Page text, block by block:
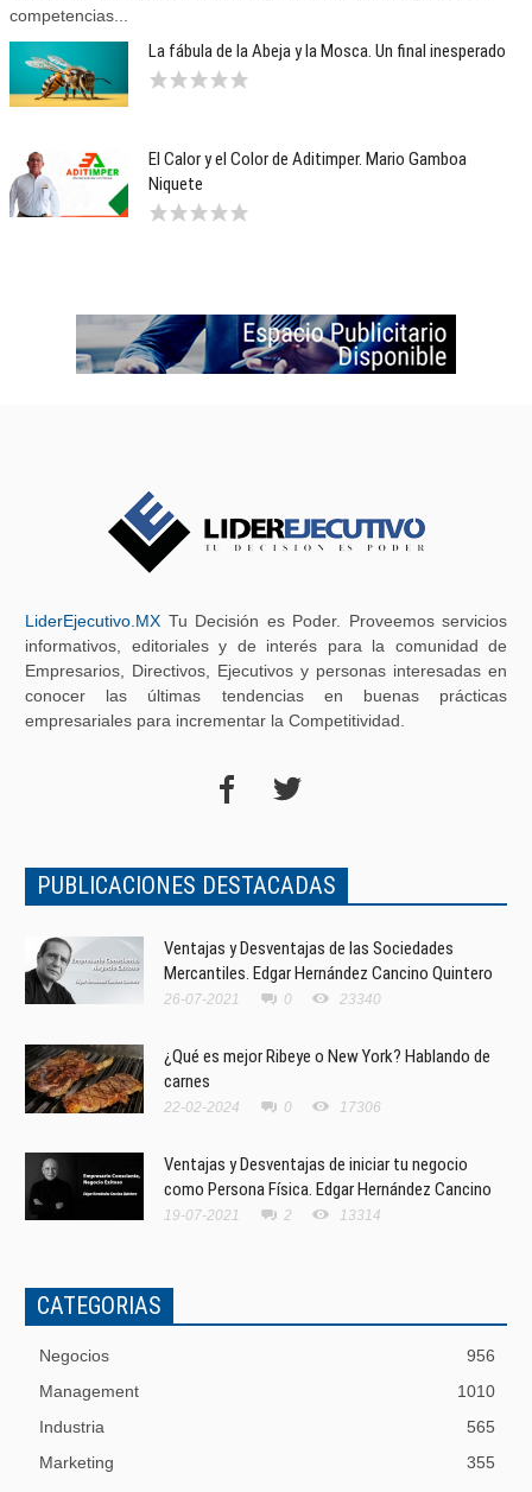
competencias...
La fábula de la Abeja y la Mosca. Un final inesperado
El Calor y el Color de Aditimper. Mario Gamboa
Niquete
LiderEjecutivo.MX Tu Decisión es Poder. Proveemos servicios
informativos, editoriales y de interés para la comunidad de
Empresarios, Directivos, Ejecutivos y personas interesadas en
conocer las últimas tendencias en buenas prácticas
empresariales para incrementar la Competitividad.
PUBLICACIONES DESTACADAS
Ventajas y Desventajas de las Sociedades
Mercantiles. Edgar Hernández Cancino Quintero
26-07-2021 0 23340
¿Qué es mejor Ribeye o New York? Hablando de
carnes
22-02-2024 0 17306
Ventajas y Desventajas de iniciar tu negocio
como Persona Física. Edgar Hernández Cancino
19-07-2021 2 13314
CATEGORIAS
Negocios
956
Management
1010
Industria
565
Marketing
355